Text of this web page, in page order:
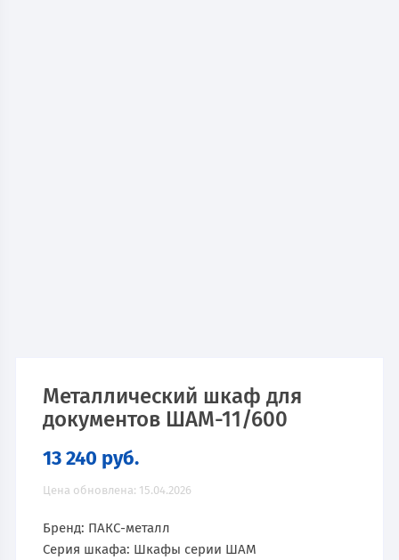
Металлический шкаф для
документов ШАМ-11/600
13 240 руб.
Цена обновлена: 15.04.2026
Бренд: ПАКС-металл
Серия шкафа: Шкафы серии ШАМ